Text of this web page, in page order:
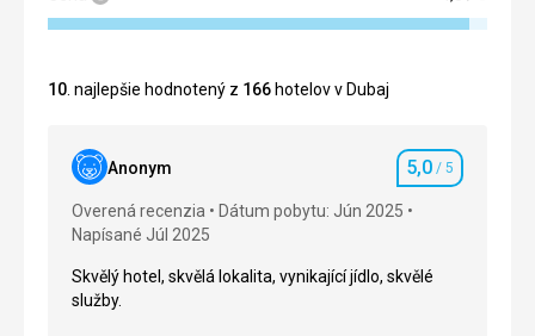
10 . najlepšie hodnotený z 166 hotelov v Dubaj
Anonym Hodnotenie
5,0 / 5
Overená recenzia
Dátum pobytu: Jún 2025
Napísané Júl 2025
Skvělý hotel, skvělá lokalita, vynikající jídlo, skvělé
služby.